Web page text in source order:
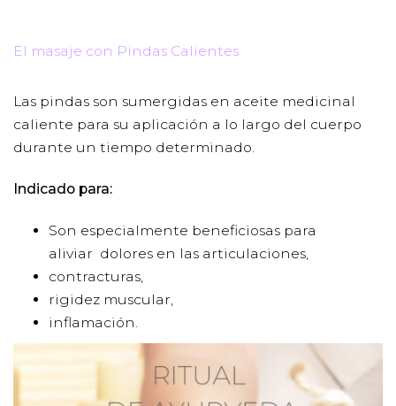
El masaje con Pindas Calientes
Las pindas son sumergidas en aceite medicinal
caliente para su aplicación a lo largo del cuerpo
durante un tiempo determinado.
Indicado para:
Son especialmente beneficiosas para
aliviar dolores en las articulaciones,
contracturas,
rigidez muscular,
inflamación.